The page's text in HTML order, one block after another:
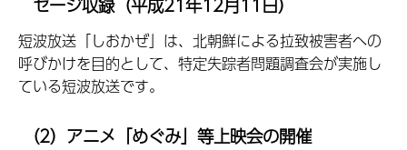
セージ収録（平成21年12月11日）
短波放送「しおかぜ」は、北朝鮮による拉致被害者への
呼びかけを目的として、特定失踪者問題調査会が実施し
ている短波放送です。
（2）アニメ「めぐみ」等上映会の開催